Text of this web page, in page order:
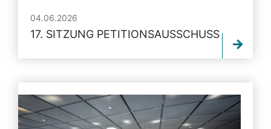
04.06.2026
17. SITZUNG PETITIONSAUSSCHUSS